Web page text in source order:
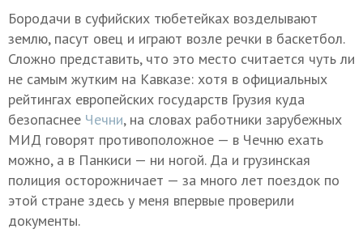
Бородачи в суфийских тюбетейках возделывают
землю, пасут овец и играют возле речки в баскетбол.
Сложно представить, что это место считается чуть ли
не самым жутким на Кавказе: хотя в официальных
рейтингах европейских государств Грузия куда
безопаснее Чечни, на словах работники зарубежных
МИД говорят противоположное — в Чечню ехать
можно, а в Панкиси — ни ногой. Да и грузинская
полиция осторожничает — за много лет поездок по
этой стране здесь у меня впервые проверили
документы.